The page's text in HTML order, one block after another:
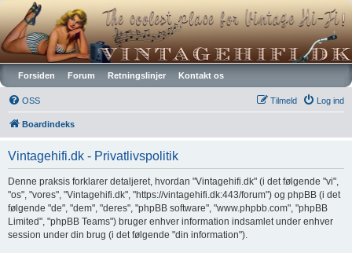
Vintagehifi.dk
Forsiden Forum Retningslinjer Kontakt os
OSS Log ind
Tilmeld
Boardindeks
Vintagehifi.dk - Privatlivspolitik
Denne praksis forklarer detaljeret, hvordan "Vintagehifi.dk" (i det følgende "vi",
"os", "vores", "Vintagehifi.dk", "https://vintagehifi.dk:443/forum") og phpBB (i det
følgende "de", "dem", "deres", "phpBB software", "www.phpbb.com", "phpBB
Limited", "phpBB Teams") bruger enhver information indsamlet under enhver
session under din brug (i det følgende "din information").